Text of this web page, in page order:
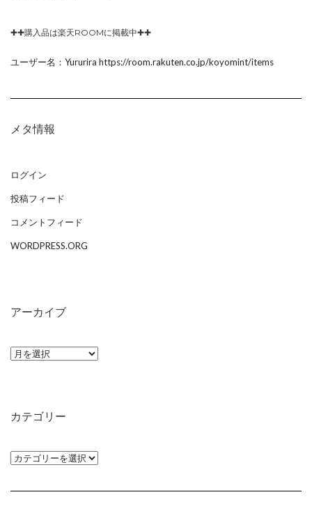
✚✚購入品は楽天ROOMに掲載中✚✚
ユーザー名：Yururira https://room.rakuten.co.jp/koyomint/items
メタ情報
ログイン
投稿フィード
コメントフィード
WORDPRESS.ORG
アーカイブ
ア
ブ
カテゴリー
カ
ゴ